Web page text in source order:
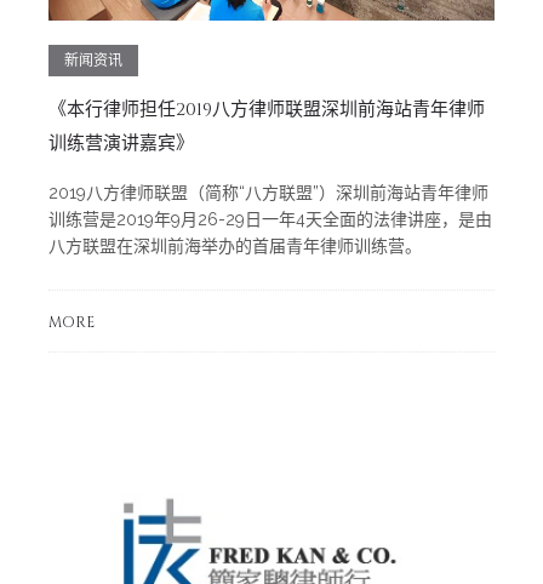
新闻资讯
《本行律师担任2019八方律师联盟深圳前海站青年律师
训练营演讲嘉宾》
2019八方律师联盟（简称“八方联盟”）深圳前海站青年律师
训练营是2019年9月26-29日一年4天全面的法律讲座，是由
八方联盟在深圳前海举办的首届青年律师训练营。
MORE